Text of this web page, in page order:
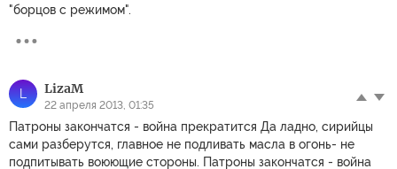
"борцов с режимом".
L LizaM
22 апреля 2013, 01:35
Патроны закончатся - война прекратится Да ладно, сирийцы
сами разберутся, главное не подливать масла в огонь- не
подпитывать воюющие стороны. Патроны закончатся - война